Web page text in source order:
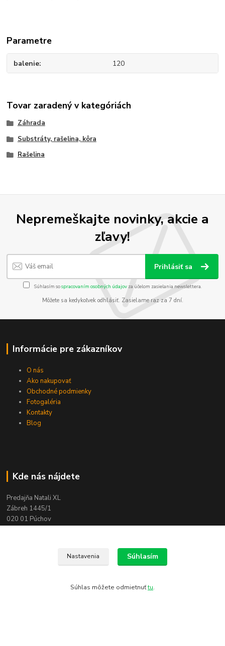
Parametre
balenie 120
Tovar zaradený v kategóriách
Záhrada
Substráty, rašelina, kôra
Rašelina
Nepremeškajte novinky, akcie a
zľavy!
Prihlásiť sa
Súhlasím sospracovaním osobných údajov za účelom zasielania newslettera.
Môžete sa kedykoľvek odhlásiť. Zasielame raz za 7 dní.
Informácie pre zákazníkov
O nás
Ako nakupovať
Obchodné podmienky
Fotogaléria
Kontakty
Blog
Kde nás nájdete
Predajňa Natali XL
Zábreh 1445/1
020 01 Púchov
Nastavenia Súhlasím
Súhlas môžete odmietnuťtu.